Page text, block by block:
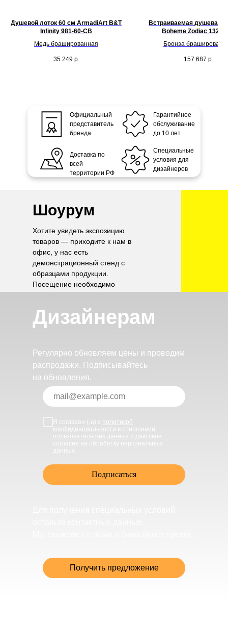
Душевой лоток 60 см ArmadiArt B&T
Infinity 981-60-CB
Медь брашированная
35 249 р.
Встраиваемая душевая
Boheme Zodiac 132-
Бронза
157 687 р.
Официальный
представитель
бренда
Доставка по
всей
территории РФ
Гарантийное
обслуживание
до 10 лет
Специальные
условия для
дизайнеров
Шоурум
Хотите увидеть экспозицию
товаров — приходите к нам в
офис, у нас есть
демонстрационный стенд с
образцами продукции.
Посещение необходимо
Дизайнерам
Регулярно обновляем цены и проводим
распродажи. Подписывайтесь
на обновления.
Я согласен (-а) с политикой
конфиденциальности в отношении
пользовательских данных и даю свое
согласие на обработку персональных
данных
Подписаться
Получить предложение